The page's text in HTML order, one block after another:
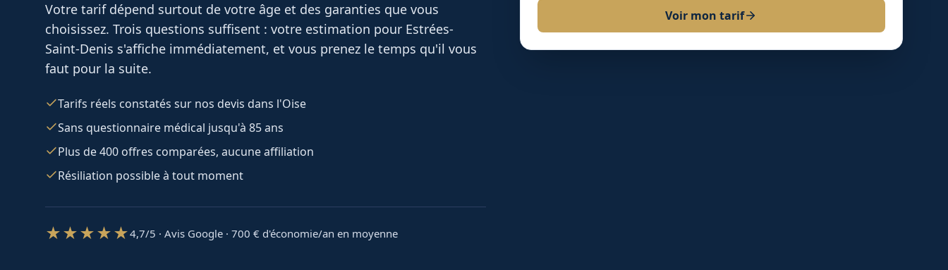
Votre tarif dépend surtout de votre âge et des garanties que vous
choisissez. Trois questions suffisent : votre estimation pour Estrées-
Saint-Denis s'affiche immédiatement, et vous prenez le temps qu'il vous
faut pour la suite.
Tarifs réels constatés sur nos devis dans l'Oise
Sans questionnaire médical jusqu'à 85 ans
Plus de 400 offres comparées, aucune affiliation
Résiliation possible à tout moment
★★★★★4,7/5 · Avis Google · 700 € d'économie/an en moyenne
Voir mon tarif